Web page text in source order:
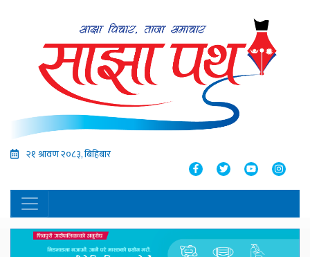
२१ श्रावण २०८३, बिहिबार